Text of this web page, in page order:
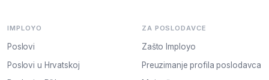
IMPLOYO
Poslovi
Poslovi u Hrvatskoj
ZA POSLODAVCE
Zašto Imployo
Preuzimanje profila poslodavca